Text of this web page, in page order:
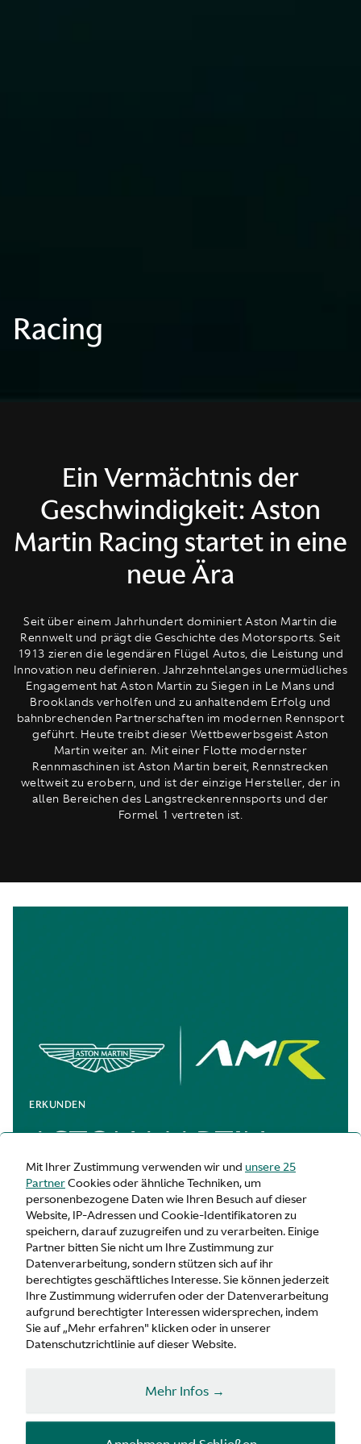
Mit Ihrer Zustimmung verwenden wir und unsere 25
PartnerCookies oder ähnliche Techniken, um
personenbezogene Daten wie Ihren Besuch auf dieser
Website, IP-Adressen und Cookie-Identifikatoren zu
speichern, darauf zuzugreifen und zu verarbeiten. Einige
Partner bitten Sie nicht um Ihre Zustimmung zur
Datenverarbeitung, sondern stützen sich auf ihr
berechtigtes geschäftliches Interesse. Sie können jederzeit
Ihre Zustimmung widerrufen oder der Datenverarbeitung
aufgrund berechtigter Interessen widersprechen, indem
Sie auf „Mehr erfahren" klicken oder in unserer
Datenschutzrichtlinie auf dieser Website.
Mehr Infos →
Racing
Ein Vermächtnis der
Geschwindigkeit: Aston
Martin Racing startet in eine
neue Ära
Seit über einem Jahrhundert dominiert Aston Martin die
Rennwelt und prägt die Geschichte des Motorsports. Seit
1913 zieren die legendären Flügel Autos, die Leistung und
Innovation neu definieren. Jahrzehntelanges unermüdliches
Engagement hat Aston Martin zu Siegen in Le Mans und
Brooklands verholfen und zu anhaltendem Erfolg und
bahnbrechenden Partnerschaften im modernen Rennsport
geführt. Heute treibt dieser Wettbewerbsgeist Aston
Martin weiter an. Mit einer Flotte modernster
Rennmaschinen ist Aston Martin bereit, Rennstrecken
weltweit zu erobern, und ist der einzige Hersteller, der in
allen Bereichen des Langstreckenrennsports und der
Formel 1 vertreten ist.
ERKUNDEN
ASTON MARTIN
RACING